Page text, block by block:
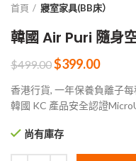
首頁 寢室家具(BB床）
韓國 Air Puri 隨身
$499.00$399.00
香港行貨, 一年保養負離子
韓國 KC 產品安全認證
尚有庫存